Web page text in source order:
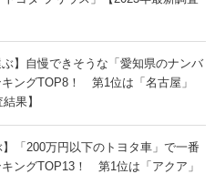
ぶ】自慢できそうな「愛知県のナンバ
ングTOP8！ 第1位は「名古屋」
果】
】「200万円以下のトヨタ車」で一番
ングTOP13！ 第1位は「アクア」